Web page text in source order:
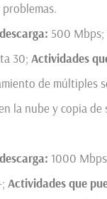
500 Mbps;
30; Actividades
de múltiples
la nube y copia de
1000
Actividades que